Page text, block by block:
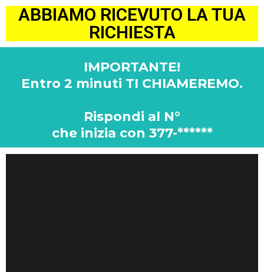
ABBIAMO RICEVUTO LA TUA
RICHIESTA
IMPORTANTE!
Entro 2 minuti TI CHIAMEREMO.
Rispondi al N°
che inizia con 377-******